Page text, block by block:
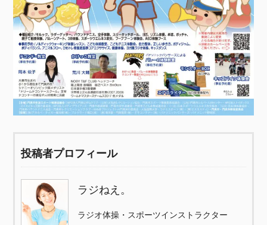
投稿者プロフィール
ラジねえ。
ラジオ体操・スポーツインストラクター